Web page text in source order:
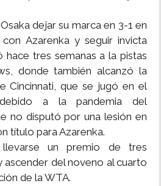
dejar su marca en 3-1 en
Azarenka y seguir invicta
hace tres semanas a la pistas
donde también alcanzó la
Cincinnati, que se jugó en el
a la pandemia del
no disputó por una lesión en
título para Azarenka.
llevarse un premio de tres
del noveno al cuarto
de la WTA.